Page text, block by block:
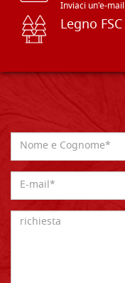
Inviaci un'e-mail
Legno FSC